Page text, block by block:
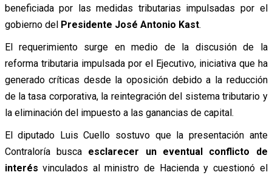
beneficiada por las medidas tributarias impulsadas por el
gobierno delPresidente José Antonio Kast.
El requerimiento surge en medio de la discusión de la
reforma tributaria impulsada por el Ejecutivo, iniciativa que ha
generado críticas desde la oposición debido a la reducción
de la tasa corporativa, la reintegración del sistema tributario y
la eliminación del impuesto a las ganancias de capital.
El diputado Luis Cuello sostuvo que la presentación ante
Contraloría busca esclarecer un eventual conflicto de
interés vinculados al ministro de Hacienda y cuestionó el